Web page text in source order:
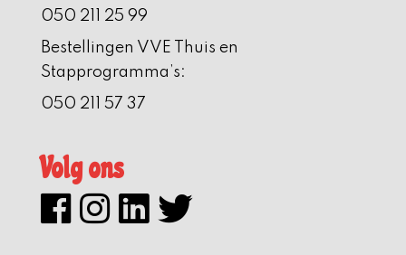
050 211 25 99
Bestellingen VVE Thuis en
Stapprogramma’s:
050 211 57 37
Volg ons